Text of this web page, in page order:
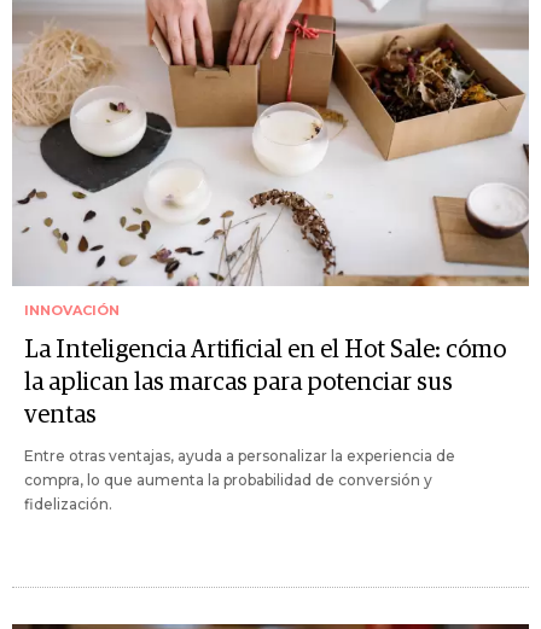
INNOVACIÓN
La Inteligencia Artificial en el Hot Sale: cómo
la aplican las marcas para potenciar sus
ventas
Entre otras ventajas, ayuda a personalizar la experiencia de
compra, lo que aumenta la probabilidad de conversión y
fidelización.